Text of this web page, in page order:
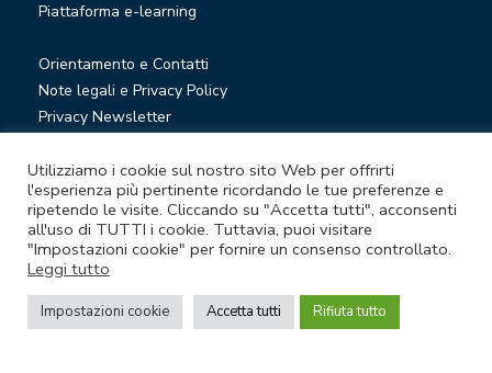
Piattaforma e-learning
Orientamento e Contatti
Note legali e Privacy Policy
Privacy Newsletter
Whistleblowing
© Lazio Innova S.p.A. società soggetta a direzione e
coordinamento della Regione Lazio
Sede legale Via Marco Aurelio 26 A - 00184 Roma
Partita Iva e Codice fiscale 05950941004 - Rea RM-938517 -
Capitale sociale € 48.927.354,56 i.v.
Utilizziamo i cookie sul nostro sito Web per offrirti
l'esperienza più pertinente ricordando le tue preferenze e
ripetendo le visite. Cliccando su "Accetta tutti", acconsenti
all'uso di TUTTI i cookie. Tuttavia, puoi visitare
"Impostazioni cookie" per fornire un consenso controllato.
Leggi tutto
Impostazioni cookie Accetta tutti Rifiuta tutto